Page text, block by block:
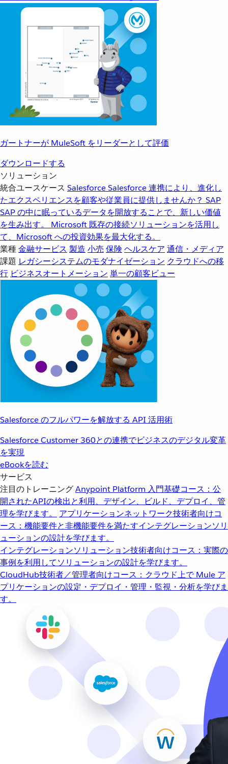
ガートナーが MuleSoft をリーダーとして評価
ダウンロードする
ソリューション
統合ユースケース SalesforceSalesforce 連携により、進化し
たエクスペリエンスを顧客や従業員に提供しませんか？ SAP
SAP の中に眠っているデータを開放することで、新しい価値
を生み出す。
Microsoft 既存の接続ソリューションを活用し
て、Microsoft への投資効果を最大化する。
業種金融サービス 製造 小売 保険 ヘルスケア 通信・メディア
課題 レガシーシステムのモダナイゼーション クラウドへの移
行 ビジネスオートメーション 単一の顧客ビュー
Salesforce のフルパワーを解放する API 活用術
Salesforce Customer 360との連携でビジネスのデジタル変革
を実現
eBookを読む
サービス
注目のトレーニングAnypoint Platform 入門基礎コース：公
開されたAPIの検出と利用、デザイン、ビルド、デプロイ、管
理を学びます。
アプリケーションネットワーク技術者向けコ
ース：機能要件と非機能要件を満たすインテグレーションソリ
ューションの設計を学びます。
インテグレーションソリューション技術者向けコース：実際の
事例を利用してソリューションの設計を学びます。
CloudHub技術者／管理者向けコース：クラウド上で Mule ア
プリケーションの設定・デプロイ・管理・監視・分析を学びま
す。